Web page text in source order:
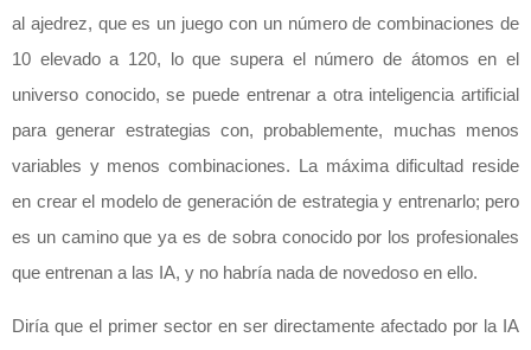
al ajedrez, que es un juego con un número de combinaciones de
10 elevado a 120, lo que supera el número de átomos en el
universo conocido, se puede entrenar a otra inteligencia artificial
para generar estrategias con, probablemente, muchas menos
variables y menos combinaciones. La máxima dificultad reside
en crear el modelo de generación de estrategia y entrenarlo; pero
es un camino que ya es de sobra conocido por los profesionales
que entrenan a las IA, y no habría nada de novedoso en ello.
Diría que el primer sector en ser directamente afectado por la IA